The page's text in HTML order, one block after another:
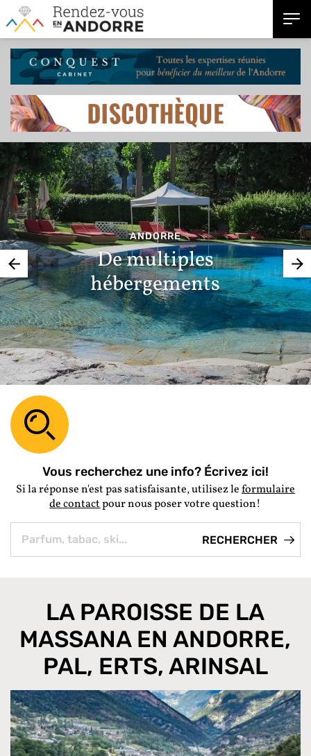
ANDORRE
De multiples
hébergements
Vous recherchez une info? Écrivez ici!
Si la réponse n'est pas satisfaisante, utilisez leformulaire
de contactpour nous poser votre question!
LA PAROISSE DE LA
MASSANA EN ANDORRE,
PAL, ERTS, ARINSAL